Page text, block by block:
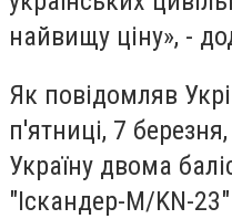
найвищу ціну», -
Як повідомляв
п'ятниці, 7
Україну двома
"Іскандер-М/KN-